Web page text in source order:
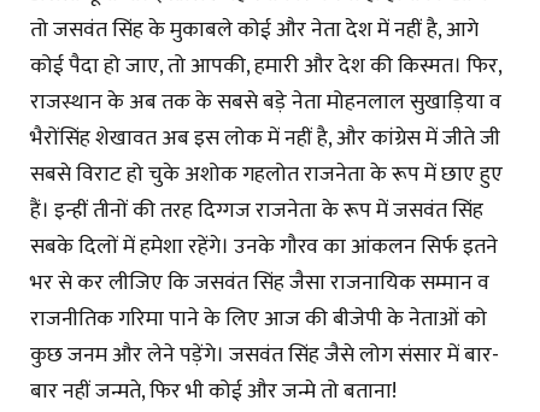
तो जसवंत सिंह के मुकाबले कोई और नेता देश में नहीं है, आगे
कोई पैदा हो जाए, तो आपकी, हमारी और देश की किस्मत। फिर,
राजस्थान के अब तक के सबसे बड़े नेता मोहनलाल सुखाड़िया व
भैरोंसिंह शेखावत अब इस लोक में नहीं है, और कांग्रेस में जीते जी
सबसे विराट हो चुके अशोक गहलोत राजनेता के रूप में छाए हुए
हैं। इन्हीं तीनों की तरह दिग्गज राजनेता के रूप में जसवंत सिंह
सबके दिलों में हमेशा रहेंगे। उनके गौरव का आंकलन सिर्फ इतने
भर से कर लीजिए कि जसवंत सिंह जैसा राजनायिक सम्मान व
राजनीतिक गरिमा पाने के लिए आज की बीजेपी के नेताओं को
कुछ जनम और लेने पड़ेंगे। जसवंत सिंह जैसे लोग संसार में बार-
बार नहीं जन्मते, फिर भी कोई और जन्मे तो बताना!